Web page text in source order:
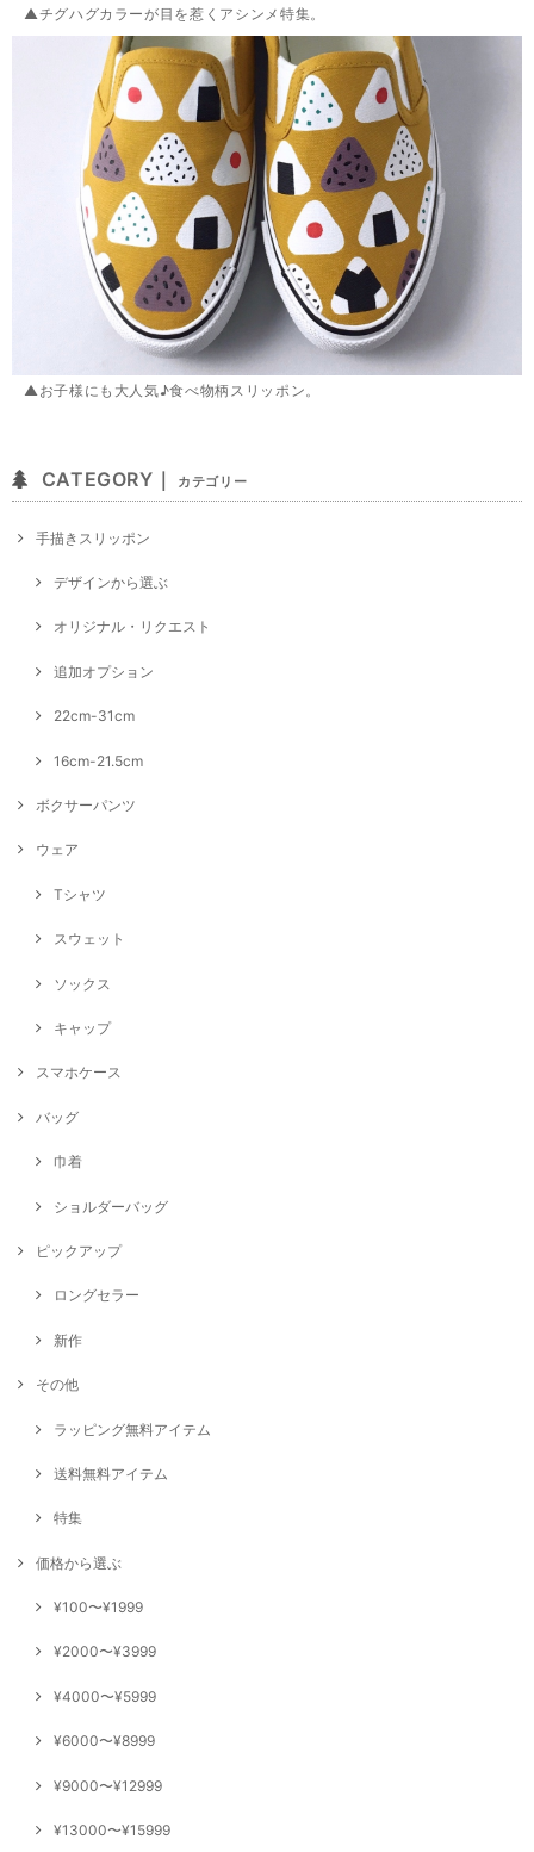
▲チグハグカラーが目を惹くアシンメ特集。
▲お子様にも大人気♪食べ物柄スリッポン。
CATEGORY｜ カテゴリー
手描きスリッポン
デザインから選ぶ
オリジナル・リクエスト
追加オプション
22cm-31cm
16cm-21.5cm
ボクサーパンツ
ウェア
Tシャツ
スウェット
ソックス
キャップ
スマホケース
バッグ
巾着
ショルダーバッグ
ピックアップ
ロングセラー
新作
その他
ラッピング無料アイテム
送料無料アイテム
特集
価格から選ぶ
¥100〜¥1999
¥2000〜¥3999
¥4000〜¥5999
¥6000〜¥8999
¥9000〜¥12999
¥13000〜¥15999